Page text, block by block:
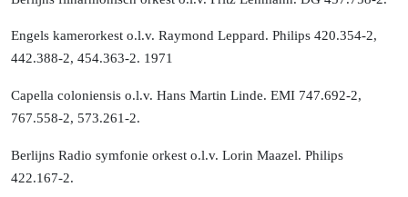
Engels kamerorkest o.l.v. Raymond Leppard. Philips 420.354-2,
442.388-2, 454.363-2. 1971
Capella coloniensis o.l.v. Hans Martin Linde. EMI 747.692-2,
767.558-2, 573.261-2.
Berlijns Radio symfonie orkest o.l.v. Lorin Maazel. Philips
422.167-2.